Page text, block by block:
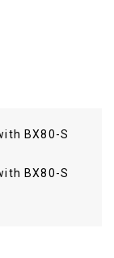
BX80-S
BX80-S